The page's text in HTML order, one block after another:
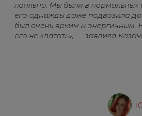
лояльно. Мы были в нормальных
его однажды даже подвозила
был очень ярким и энергичным.
его не хватать», — заявила